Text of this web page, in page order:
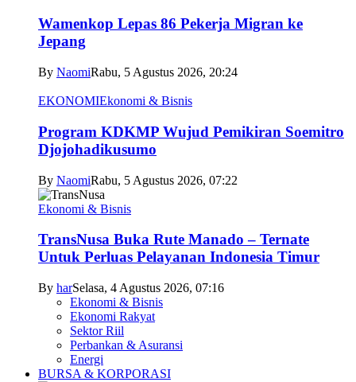
Wamenkop Lepas 86 Pekerja Migran ke
Jepang
By NaomiRabu, 5 Agustus 2026, 20:24
EKONOMIEkonomi & Bisnis
Program KDKMP Wujud Pemikiran Soemitro
Djojohadikusumo
By NaomiRabu, 5 Agustus 2026, 07:22
Ekonomi & Bisnis
TransNusa Buka Rute Manado – Ternate
Untuk Perluas Pelayanan Indonesia Timur
By harSelasa, 4 Agustus 2026, 07:16
Ekonomi & Bisnis
Ekonomi Rakyat
Sektor Riil
Perbankan & Asuransi
Energi
BURSA & KORPORASI